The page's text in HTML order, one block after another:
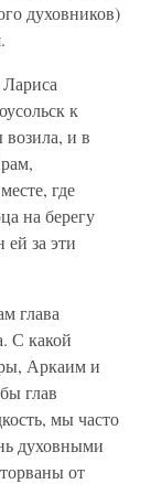
духовников)
к
и в
где
на берегу
за эти
глава
С какой
Аркаим и
глав
мы часто
духовными
от